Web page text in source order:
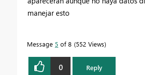
manejar esto
Message 5 of 8 552 Views
0 Reply